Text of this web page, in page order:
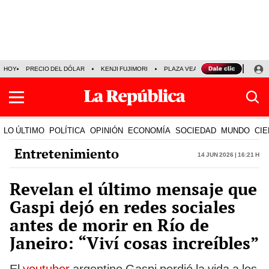
HOY PRECIO DEL DÓLAR KENJI FUJIMORI PLAZA VEA FERIADOS
LO ÚLTIMO POLÍTICA OPINIÓN ECONOMÍA SOCIEDAD MUNDO
Entretenimiento 14 Jun 2026 | 16:21 h
Revelan el último mensaje que
Gaspi dejó en redes sociales
antes de morir en Río de
Janeiro: “Viví cosas increíbles”